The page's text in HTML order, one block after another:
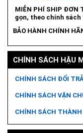
MIỄN PHÍ SHIP ĐƠN
gọn, theo chính
BẢO HÀNH CHÍNH
CHÍNH SÁCH HẬU
CHÍNH SÁCH ĐỔI
CHÍNH SÁCH VẬN
CHÍNH SÁCH